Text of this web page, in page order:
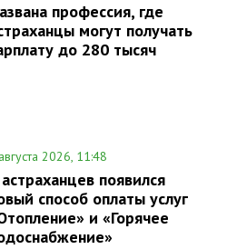
профессия, где
могут получать
до 280 тысяч
2026, 11:48
появился
способ оплаты услуг
и «Горячее